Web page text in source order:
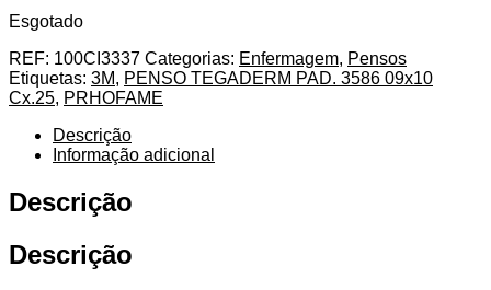
Esgotado
REF: 100CI3337 Categorias: Enfermagem, Pensos
Etiquetas: 3M, PENSO TEGADERM PAD. 3586 09x10
Cx.25, PRHOFAME
Descrição
Informação adicional
Descrição
Descrição